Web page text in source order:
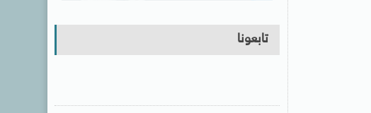
تابعونا